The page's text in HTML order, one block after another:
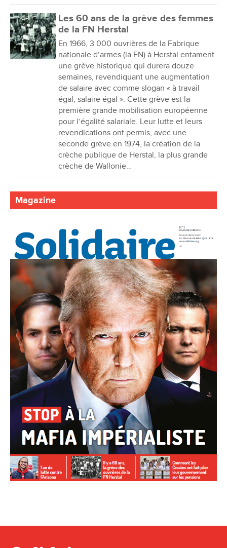
Les 60 ans de la grève des femmes
de la FN Herstal
En 1966, 3 000 ouvrières de la Fabrique
nationale d’armes (la FN) à Herstal entament
une grève historique qui durera douze
semaines, revendiquant une augmentation
de salaire avec comme slogan « à travail
égal, salaire égal ». Cette grève est la
première grande mobilisation européenne
pour l’égalité salariale. Leur lutte et leurs
revendications ont permis, avec une
seconde grève en 1974, la création de la
crèche publique de Herstal, la plus grande
crèche de Wallonie…
Magazine